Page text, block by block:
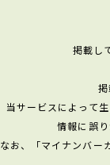
掲載し
当サービスによって
情報に誤
なお、「マイナンバー